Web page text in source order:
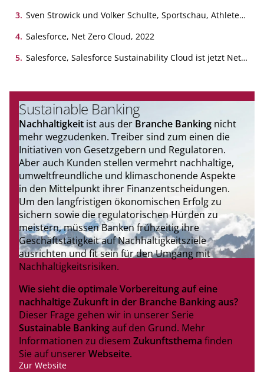
3. Sven Strowick und Volker Schulte, Sportschau, Athleten
12.02.2023
4. Salesforce, Net Zero Cloud, 2022
5. Salesforce, Salesforce Sustainability Cloud ist jetzt Net
Sustainable Banking
Nachhaltigkeit ist aus der Branche Banking nicht
mehr wegzudenken. Treiber sind zum einen die
Initiativen von Gesetzgebern und Regulatoren.
Aber auch Kunden stellen vermehrt nachhaltige,
umweltfreundliche und klimaschonende Aspekte
in den Mittelpunkt ihrer Finanzentscheidungen.
Um den langfristigen ökonomischen Erfolg zu
sichern sowie die regulatorischen Hürden zu
meistern, müssen Banken frühzeitig ihre
Geschäftstätigkeit auf Nachhaltigkeitsziele
ausrichten und fit sein für den Umgang mit
Nachhaltigkeitsrisiken.
Wie sieht die optimale Vorbereitung auf eine
nachhaltige Zukunft in der Branche Banking aus?
Dieser Frage gehen wir in unserer Serie
Sustainable Bankingauf den Grund. Mehr
Informationen zu diesem Zukunftsthema finden
Sie auf unsererWebseite.
Zur Website